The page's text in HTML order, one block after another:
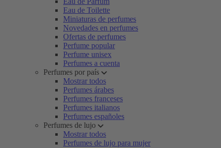
Eau de Toilette
Miniaturas de perfumes
Novedades en perfumes
Ofertas de perfumes
Perfume popular
Perfume unisex
Perfumes a cuenta
Perfumes por país
Mostrar todos
Perfumes árabes
Perfumes franceses
Perfumes italianos
Perfumes españoles
Perfumes de lujo
Mostrar todos
Perfumes de lujo para mujer